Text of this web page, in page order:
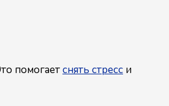
помогаетснять стресси